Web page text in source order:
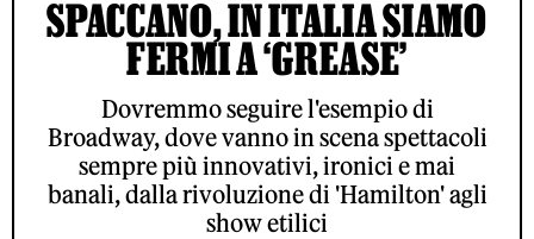
SPACCANO, IN ITALIA SIAMO
FERMI A ‘GREASE’
Dovremmo seguire l'esempio di
Broadway, dove vanno in scena spettacoli
sempre più innovativi, ironici e mai
banali, dalla rivoluzione di 'Hamilton' agli
show etilici